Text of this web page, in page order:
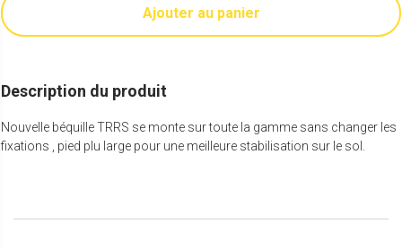
Ajouter au panier
Description du produit
Nouvelle béquille TRRS se monte sur toute la gamme sans changer les
fixations , pied plu large pour une meilleure stabilisation sur le sol.